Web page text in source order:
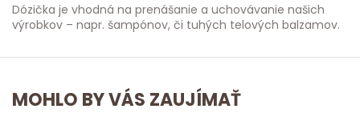
Dózička je vhodná na prenášanie a uchovávanie našich
výrobkov – napr. šampónov, či tuhých telových balzamov.
MOHLO BY VÁS ZAUJÍMAŤ